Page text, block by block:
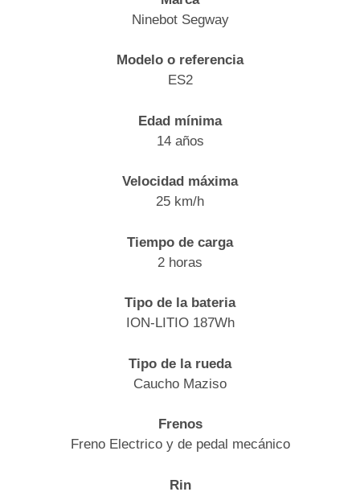
Ninebot Segway
Modelo o referencia
ES2
Edad mínima
14 años
Velocidad máxima
25 km/h
Tiempo de carga
2 horas
Tipo de la bateria
ION-LITIO 187Wh
Tipo de la rueda
Caucho Maziso
Frenos
Freno Electrico y de pedal mecánico
Rin